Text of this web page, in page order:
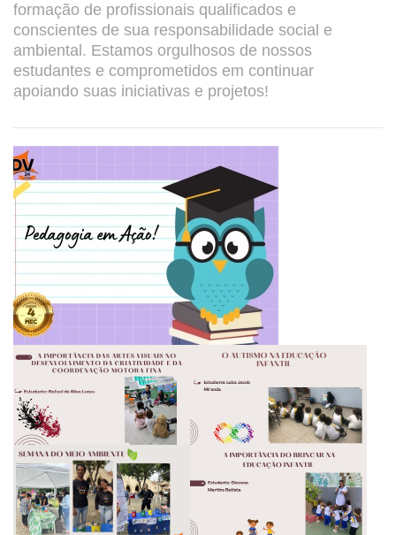
formação de profissionais qualificados e
conscientes de sua responsabilidade social e
ambiental. Estamos orgulhosos de nossos
estudantes e comprometidos em continuar
apoiando suas iniciativas e projetos!